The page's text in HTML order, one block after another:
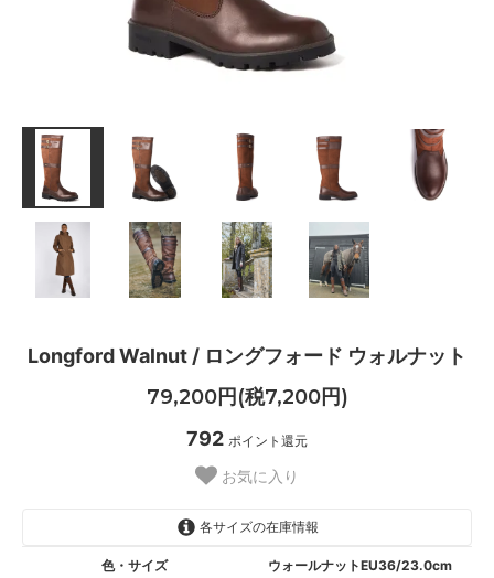
Longford Walnut / ロングフォード ウォルナット
79,200円(税7,200円)
792 ポイント還元
お気に入り
各サイズの在庫情報
色・サイズ ウォールナットEU36/23.0cm